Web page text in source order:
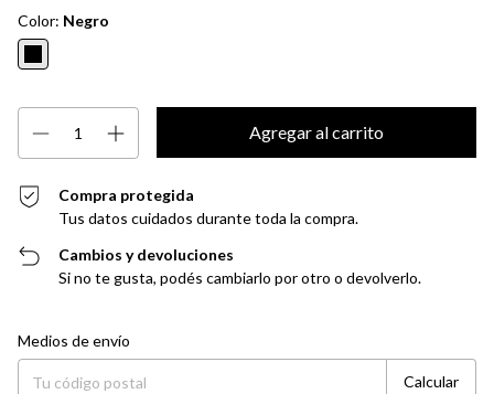
Color: Negro
Compra protegida
Tus datos cuidados durante toda la compra.
Cambios y devoluciones
Si no te gusta, podés cambiarlo por otro o devolverlo.
Entregas para el CP:
Medios de envío
Calcular